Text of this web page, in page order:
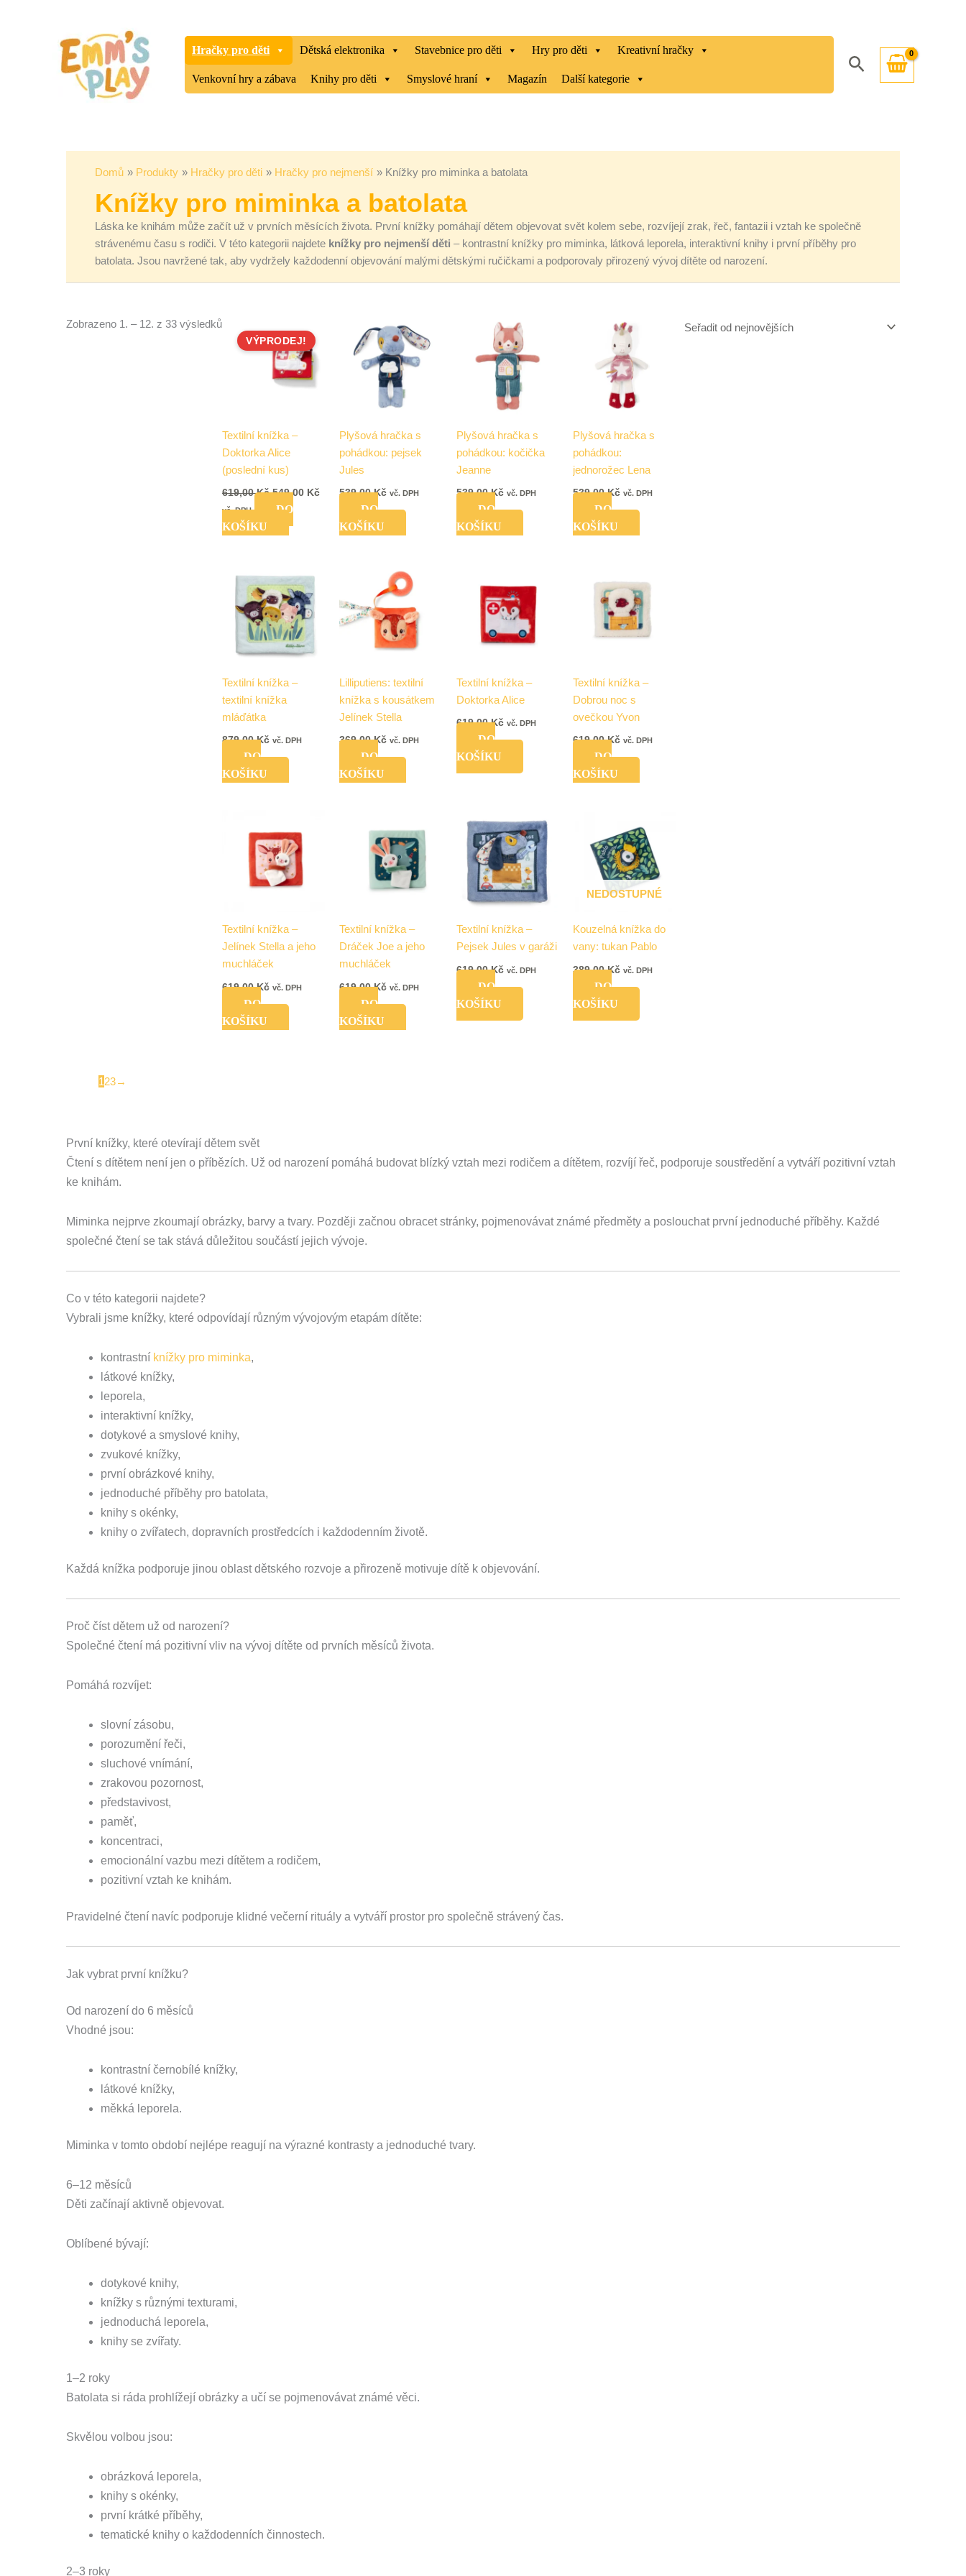
Hračky pro děti Dětská elektronika Stavebnice pro děti Hry pro děti Kreativní hračky
Venkovní hry a zábava Knihy pro děti Smyslové hraní Magazín Další kategorie
Hledat
Domů Produkty Hračky pro děti Hračky pro nejmenší Knížky pro miminka a batolata
Knížky pro miminka a batolata
Láska ke knihám může začít už v prvních měsících života. První knížky pomáhají dětem objevovat svět kolem sebe, rozvíjejí zrak, řeč, fantazii i vztah ke společně
strávenému času s rodiči. V této kategorii najdete knížky pro nejmenší děti – kontrastní knížky pro miminka, látková leporela, interaktivní knihy i první příběhy pro
batolata. Jsou navržené tak, aby vydržely každodenní objevování malými dětskými ručičkami a podporovaly přirozený vývoj dítěte od narození.
Zobrazeno 1. – 12. z 33 výsledků
VÝPRODEJ!
Textilní knížka –
Doktorka Alice
(poslední kus)
619,00Kč
cena
byla:
619,00 Kč.
549,00 Kč
549,00 Kč.
vč. DPH
DO
KOŠÍKU
Plyšová hračka s
pohádkou: pejsek
Jules
539,00Kč vč. DPH
DO
KOŠÍKU
Plyšová hračka s
pohádkou: kočička
Jeanne
539,00Kč vč. DPH
DO
KOŠÍKU
Plyšová hračka s
pohádkou:
jednorožec Lena
539,00Kč vč. DPH
DO
KOŠÍKU
Textilní knížka –
textilní knížka
mláďátka
879,00Kč vč. DPH
DO
KOŠÍKU
Lilliputiens: textilní
knížka s kousátkem
Jelínek Stella
369,00Kč vč. DPH
DO
KOŠÍKU
Textilní knížka –
Doktorka Alice
619,00Kč vč. DPH
DO
KOŠÍKU
Textilní knížka –
Dobrou noc s
ovečkou Yvon
619,00Kč vč. DPH
DO
KOŠÍKU
Textilní knížka –
Jelínek Stella a jeho
muchláček
619,00Kč vč. DPH
DO
KOŠÍKU
Textilní knížka –
Dráček Joe a jeho
muchláček
619,00Kč vč. DPH
DO
KOŠÍKU
Textilní knížka –
Pejsek Jules v garáži
619,00Kč vč. DPH
DO
KOŠÍKU
NEDOSTUPNÉ
Kouzelná knížka do
vany: tukan Pablo
389,00Kč vč. DPH
DO
KOŠÍKU
123→
První knížky, které otevírají dětem svět
Čtení s dítětem není jen o příbězích. Už od narození pomáhá budovat blízký vztah mezi rodičem a dítětem, rozvíjí řeč, podporuje soustředění a vytváří pozitivní vztah
ke knihám.
Miminka nejprve zkoumají obrázky, barvy a tvary. Později začnou obracet stránky, pojmenovávat známé předměty a poslouchat první jednoduché příběhy. Každé
společné čtení se tak stává důležitou součástí jejich vývoje.
Co v této kategorii najdete?
Vybrali jsme knížky, které odpovídají různým vývojovým etapám dítěte:
kontrastní knížky pro miminka,
látkové knížky,
leporela,
interaktivní knížky,
dotykové a smyslové knihy,
zvukové knížky,
první obrázkové knihy,
jednoduché příběhy pro batolata,
knihy s okénky,
knihy o zvířatech, dopravních prostředcích i každodenním životě.
Každá knížka podporuje jinou oblast dětského rozvoje a přirozeně motivuje dítě k objevování.
Proč číst dětem už od narození?
Společné čtení má pozitivní vliv na vývoj dítěte od prvních měsíců života.
Pomáhá rozvíjet:
slovní zásobu,
porozumění řeči,
sluchové vnímání,
zrakovou pozornost,
představivost,
paměť,
koncentraci,
emocionální vazbu mezi dítětem a rodičem,
pozitivní vztah ke knihám.
Pravidelné čtení navíc podporuje klidné večerní rituály a vytváří prostor pro společně strávený čas.
Jak vybrat první knížku?
Od narození do 6 měsíců
Vhodné jsou:
kontrastní černobílé knížky,
látkové knížky,
měkká leporela.
Miminka v tomto období nejlépe reagují na výrazné kontrasty a jednoduché tvary.
6–12 měsíců
Děti začínají aktivně objevovat.
Oblíbené bývají:
dotykové knihy,
knížky s různými texturami,
jednoduchá leporela,
knihy se zvířaty.
1–2 roky
Batolata si ráda prohlížejí obrázky a učí se pojmenovávat známé věci.
Skvělou volbou jsou:
obrázková leporela,
knihy s okénky,
první krátké příběhy,
tematické knihy o každodenních činnostech.
2–3 roky